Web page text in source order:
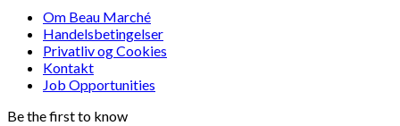
Om Beau Marché
Handelsbetingelser
Privatliv og Cookies
Kontakt
Job Opportunities
Be the first to know